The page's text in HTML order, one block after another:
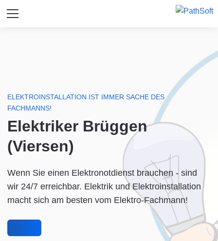
ELEKTROINSTALLATION IST IMMER SACHE DES
FACHMANNS!
Elektriker Brüggen
(Viersen)
Wenn Sie einen Elektronotdienst brauchen - sind
wir 24/7 erreichbar. Elektrik und Elektroinstallation
macht sich am besten vom Elektro-Fachmann!